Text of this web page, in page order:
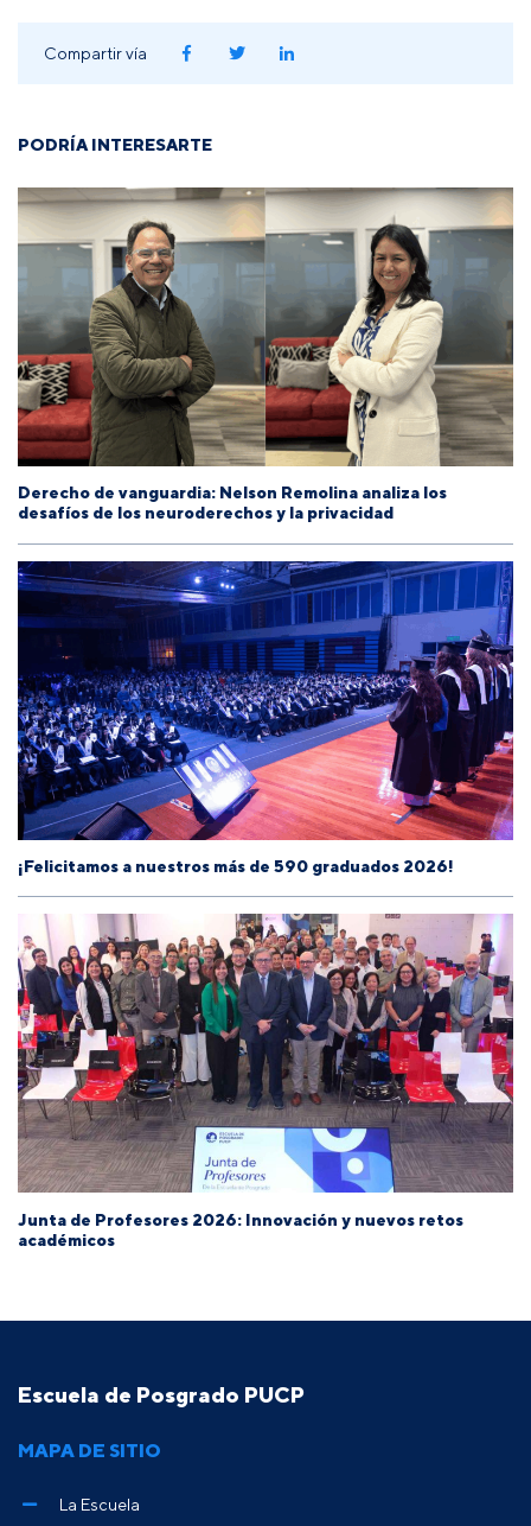
Compartir vía
PODRÍA INTERESARTE
Derecho de vanguardia: Nelson Remolina analiza los
desafíos de los neuroderechos y la privacidad
¡Felicitamos a nuestros más de 590 graduados 2026!
Junta de Profesores 2026: Innovación y nuevos retos
académicos
Escuela de Posgrado PUCP
MAPA DE SITIO
La Escuela